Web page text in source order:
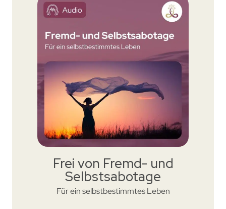
Frei von Fremd- und
Selbstsabotage
Für ein selbstbestimmtes Leben